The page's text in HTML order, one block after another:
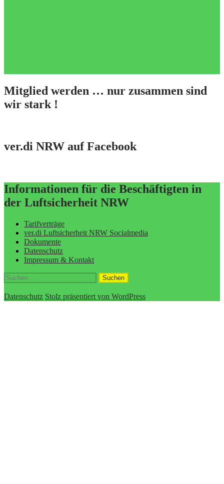
Mitglied werden … nur zusammen sind
wir stark !
ver.di NRW auf Facebook
Informationen für die Beschäftigten in
der Luftsicherheit NRW
Tarifverträge
ver.di Luftsicherheit NRW Socialmedia
Dokumente
Datenschutz
Impressum & Kontakt
Suchen
nach:
Datenschutz Stolz präsentiert von WordPress